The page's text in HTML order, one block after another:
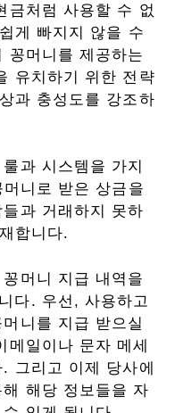
금처럼 사용할 수 없
게 빠지지 않을 수
꽁머니를 제공하는
유치하기 위한 전략
과 충성도를 강조하
과 시스템을 가지
니로 받은 상금을
과 거래하지 못하
합니다.
머니 지급 내역을
다. 우선, 사용하고
니를 지급 받으실
메일이나 문자 메세
그리고 이제 당사에
해당 정보들을 자